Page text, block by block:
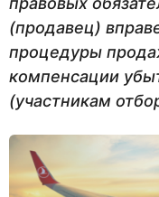
(продавец)
процедуры
компенсации
(участникам